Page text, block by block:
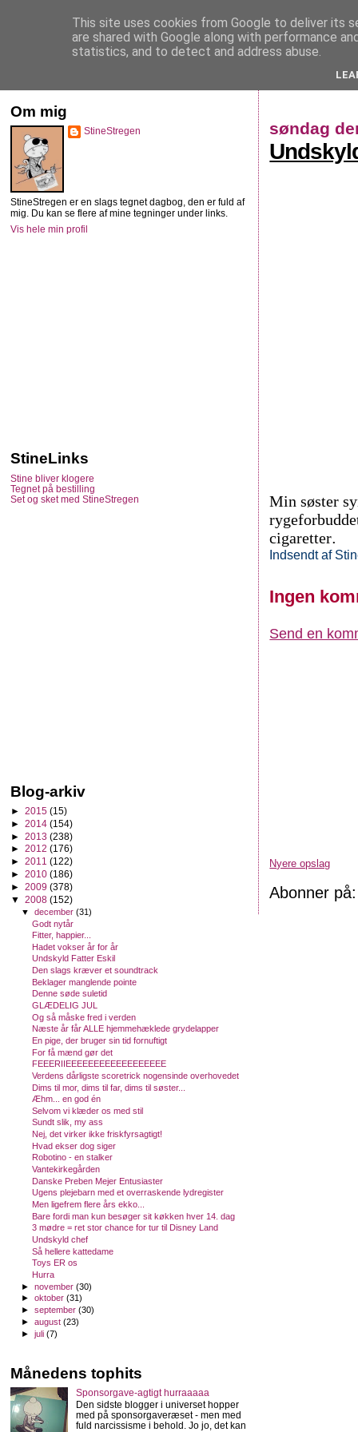
StineStregen
søndag
Min søster
cigaretter.
Indsendt af
Ingen
Send en
Nyere opslag
Abonner
Om mig
StineStregen
StineStregen er en slags tegnet dagbog, den er fuld af
mig. Du kan se flere af mine tegninger under links.
Vis hele min profil
StineLinks
Stine bliver klogere
Tegnet på bestilling
Set og sket med StineStregen
Blog-arkiv
► 2015 (15)
► 2014 (154)
► 2013 (238)
► 2012 (176)
► 2011 (122)
► 2010 (186)
► 2009 (378)
▼ 2008 (152)
▼december(31)
Godt nytår
Fitter, happier...
Hadet vokser år for år
Undskyld Fatter Eskil
Den slags kræver et soundtrack
Beklager manglende pointe
Denne søde suletid
GLÆDELIG JUL
Og så måske fred i verden
Næste år får ALLE hjemmehæklede grydelapper
En pige, der bruger sin tid fornuftigt
For få mænd gør det
FEEERIIEEEEEEEEEEEEEEEEEE
Verdens dårligste scoretrick nogensinde overhovedet
Dims til mor, dims til far, dims til søster...
Æhm... en god én
Selvom vi klæder os med stil
Sundt slik, my ass
Nej, det virker ikke friskfyrsagtigt!
Hvad ekser dog siger
Robotino - en stalker
Vantekirkegården
Danske Preben Mejer Entusiaster
Ugens plejebarn med et overraskende lydregister
Men ligefrem flere års ekko...
Bare fordi man kun besøger sit køkken hver 14. dag
3 mødre = ret stor chance for tur til Disney Land
Undskyld chef
Så hellere kattedame
Toys ER os
Hurra
►november(30)
►oktober(31)
►september(30)
►august(23)
►juli(7)
Månedens tophits
Sponsorgave-agtigt hurraaaaa
Den sidste blogger i universet hopper
med på sponsorgaveræset - men med
fuld narcissisme i behold. Jo jo, det kan
This site uses cookies from Google to deliver its
are shared with Google along with performance
statistics, and to detect and address abuse.